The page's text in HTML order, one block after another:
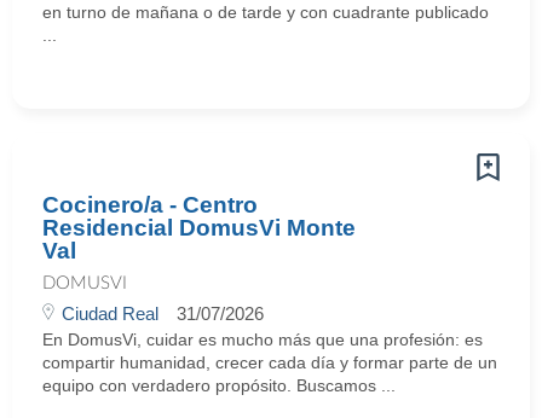
en turno de mañana o de tarde y con cuadrante publicado
Cocinero/a - Centro
Residencial DomusVi Monte
Val
DOMUSVI
Ciudad Real 31/07/2026
En DomusVi, cuidar es mucho más que una profesión: es
compartir humanidad, crecer cada día y formar parte de un
equipo con verdadero propósito. Buscamos ...